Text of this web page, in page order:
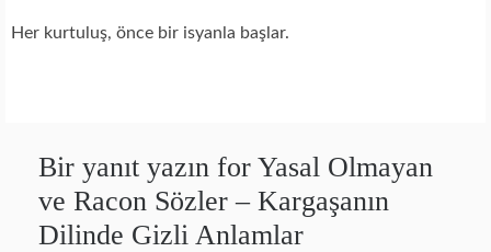
Her kurtuluş, önce bir isyanla başlar.
Bir yanıt yazın for Yasal Olmayan
ve Racon Sözler – Kargaşanın
Dilinde Gizli Anlamlar